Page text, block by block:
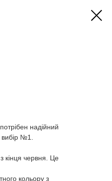
надійний
вибір №1.
кінця червня. Це
кольору з